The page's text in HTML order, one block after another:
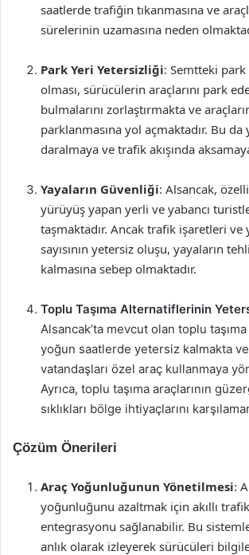
saatlerde trafiğin tıkanmasına ve
sürelerinin uzamasına neden
Park Yeri Yetersizliği: Semtteki park
olması, sürücülerin araçlarını park
bulmalarını zorlaştırmakta ve
parklanmasına yol açmaktadır. Bu da
daralmaya ve trafik akışında
Yayaların Güvenliği: Alsancak,
yürüyüş yapan yerli ve yabancı
taşmaktadır. Ancak trafik işaretleri ve
sayısının yetersiz oluşu, yayaların
kalmasına sebep olmaktadır.
Toplu Taşıma Alternatiflerinin
Alsancak’ta mevcut olan toplu
yoğun saatlerde yetersiz kalmakta
vatandaşları özel araç kullanmaya
Ayrıca, toplu taşıma araçlarının
sıklıkları bölge ihtiyaçlarını
Çözüm Önerileri
Araç Yoğunluğunun Yönetilmesi:
yoğunluğunu azaltmak için akıllı
entegrasyonu sağlanabilir. Bu
anlık olarak izleyerek sürücüleri